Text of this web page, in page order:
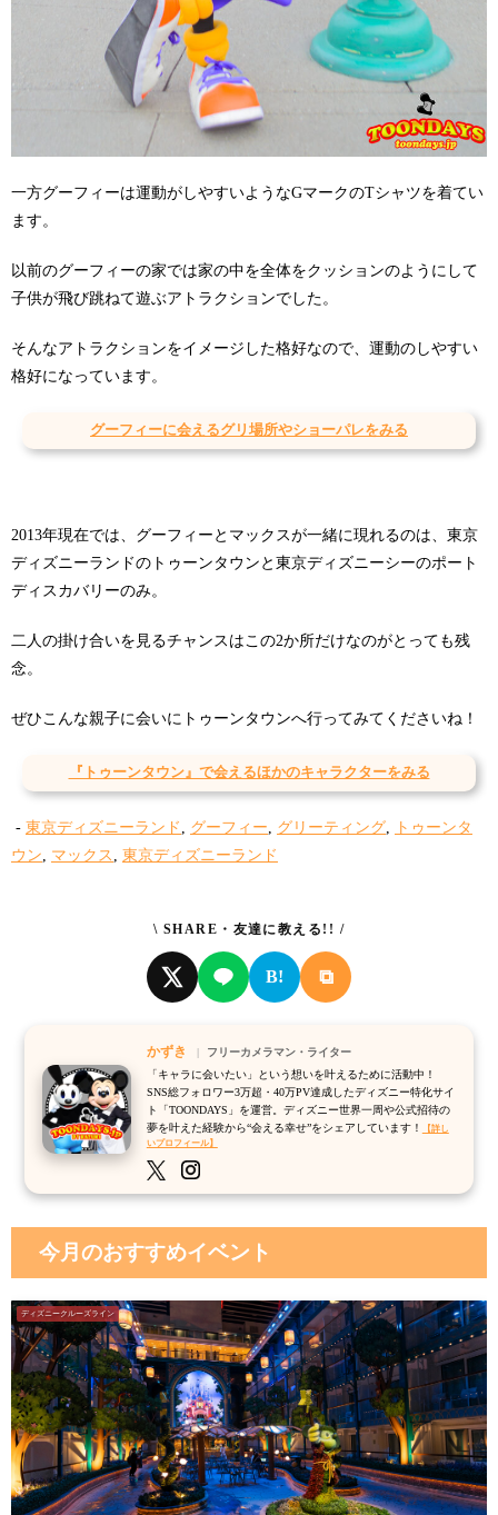
一方グーフィーは運動がしやすいようなGマークのTシャツを着てい
ます。
以前のグーフィーの家では家の中を全体をクッションのようにして
子供が飛び跳ねて遊ぶアトラクションでした。
そんなアトラクションをイメージした格好なので、運動のしやすい
格好になっています。
グーフィーに会えるグリ場所やショーパレをみる
2013年現在では、グーフィーとマックスが一緒に現れるのは、東京
ディズニーランドのトゥーンタウンと東京ディズニーシーのポート
ディスカバリーのみ。
二人の掛け合いを見るチャンスはこの2か所だけなのがとっても残
念。
ぜひこんな親子に会いにトゥーンタウンへ行ってみてくださいね！
『トゥーンタウン』で会えるほかのキャラクターをみる
- 東京ディズニーランド グーフィー グリーティング
トゥーンタ
ウン
マックス 東京ディズニーランド
\ SHARE・友達に教える!! /
B! ⧉
かずき
フリーカメラマン・ライター
「キャラに会いたい」という想いを叶えるために活動中！
SNS総フォロワー3万超・40万PV達成したディズニー特化サイ
ト「TOONDAYS」を運営。ディズニー世界一周や公式招待の
夢を叶えた経験から“会える幸せ”をシェアしています！
【詳し
いプロフィール】
今月のおすすめイベント
ディズニークルーズライン